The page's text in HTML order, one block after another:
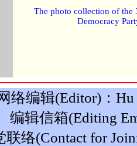
The photo collection of the
Democracy
络编辑(Editor)：
编辑信箱(Editing
联络(Contact for